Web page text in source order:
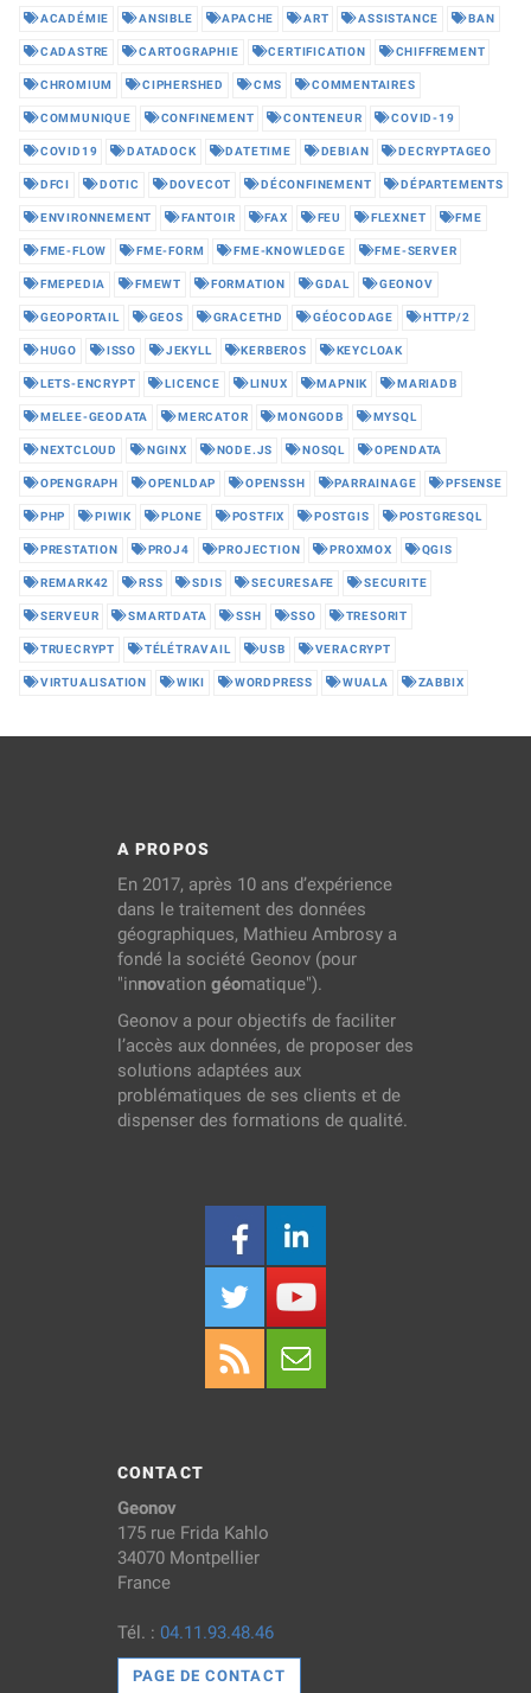
ACADÉMIE ANSIBLE APACHE ART ASSISTANCE BAN
CADASTRE CARTOGRAPHIE CERTIFICATION CHIFFREMENT
CHROMIUM CIPHERSHED CMS COMMENTAIRES
COMMUNIQUE CONFINEMENT CONTENEUR COVID-19
COVID19 DATADOCK DATETIME DEBIAN DECRYPTAGEO
DFCI DOTIC DOVECOT DÉCONFINEMENT DÉPARTEMENTS
ENVIRONNEMENT FANTOIR FAX FEU FLEXNET FME
FME-FLOW FME-FORM FME-KNOWLEDGE FME-SERVER
FMEPEDIA FMEWT FORMATION GDAL GEONOV
GEOPORTAIL GEOS GRACETHD GÉOCODAGE HTTP/2
HUGO ISSO JEKYLL KERBEROS KEYCLOAK
LETS-ENCRYPT LICENCE LINUX MAPNIK MARIADB
MELEE-GEODATA MERCATOR MONGODB MYSQL
NEXTCLOUD NGINX NODE.JS NOSQL OPENDATA
OPENGRAPH OPENLDAP OPENSSH PARRAINAGE PFSENSE
PHP PIWIK PLONE POSTFIX POSTGIS POSTGRESQL
PRESTATION PROJ4 PROJECTION PROXMOX QGIS
REMARK42 RSS SDIS SECURESAFE SECURITE
SERVEUR SMARTDATA SSH SSO TRESORIT
TRUECRYPT TÉLÉTRAVAIL USB VERACRYPT
VIRTUALISATION WIKI WORDPRESS WUALA ZABBIX
A PROPOS
En 2017, après 10 ans d’expérience
dans le traitement des données
géographiques, Mathieu Ambrosy a
fondé la société Geonov (pour
"innovation géomatique").
Geonov a pour objectifs de faciliter
l’accès aux données, de proposer des
solutions adaptées aux
problématiques de ses clients et de
dispenser des formations de qualité.
CONTACT
Geonov
175 rue Frida Kahlo
34070 Montpellier
France
Tél. : 04.11.93.48.46
PAGE DE CONTACT